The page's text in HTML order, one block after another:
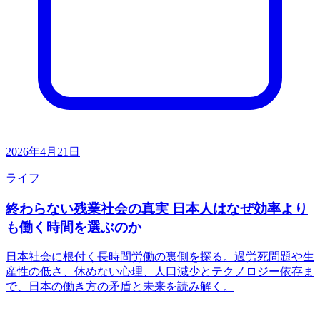
2026年4月21日
ライフ
終わらない残業社会の真実 日本人はなぜ効率より
も働く時間を選ぶのか
日本社会に根付く長時間労働の裏側を探る。過労死問題や生
産性の低さ、休めない心理、人口減少とテクノロジー依存ま
で、日本の働き方の矛盾と未来を読み解く。